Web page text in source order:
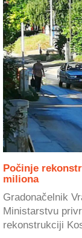
Počinje
miliona
Gradonačelnik
Ministarstvu
rekonstrukciji